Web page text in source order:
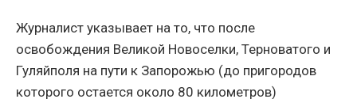
Журналист указывает на то, что после
освобождения Великой Новоселки, Терноватого и
Гуляйполя на пути к Запорожью (до пригородов
которого остается около 80 километров)